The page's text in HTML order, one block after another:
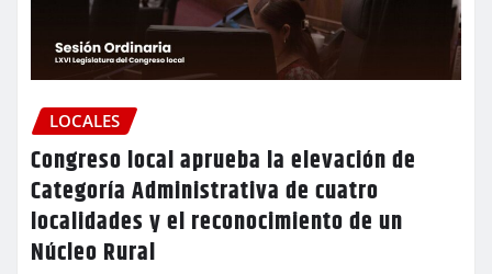
LOCALES
Congreso local aprueba la elevación de
Categoría Administrativa de cuatro
localidades y el reconocimiento de un
Núcleo Rural